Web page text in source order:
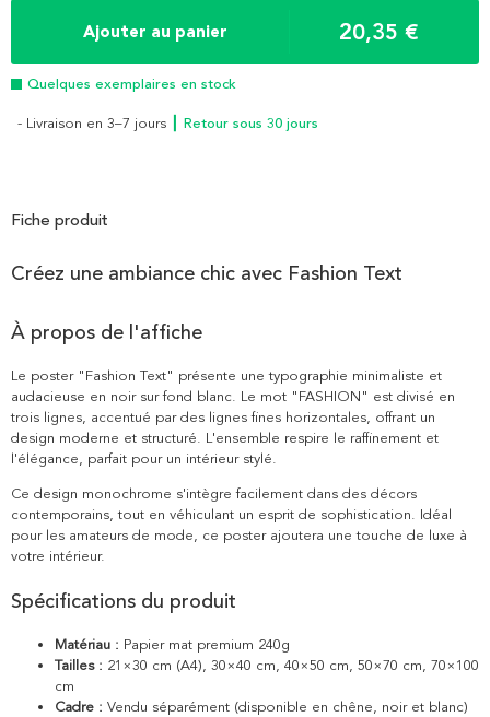
Ajouter au panier 20,35 €
Quelques exemplaires en stock
- Livraison en 3–7 jours ┃ Retour sous 30 jours
Fiche produit
Créez une ambiance chic avec Fashion Text
À propos de l'affiche
Le poster "Fashion Text" présente une typographie minimaliste et
audacieuse en noir sur fond blanc. Le mot "FASHION" est divisé en
trois lignes, accentué par des lignes fines horizontales, offrant un
design moderne et structuré. L'ensemble respire le raffinement et
l'élégance, parfait pour un intérieur stylé.
Ce design monochrome s'intègre facilement dans des décors
contemporains, tout en véhiculant un esprit de sophistication. Idéal
pour les amateurs de mode, ce poster ajoutera une touche de luxe à
votre intérieur.
Spécifications du produit
Matériau : Papier mat premium 240g
Tailles : 21×30 cm (A4), 30×40 cm, 40×50 cm, 50×70 cm, 70×100
cm
Cadre : Vendu séparément (disponible en chêne, noir et blanc)